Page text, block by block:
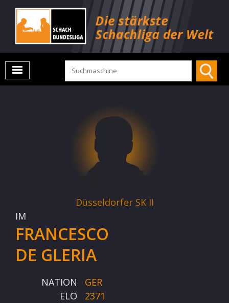
Düsseldorfer SK II
IM
FRANCESCO
DE GLERIA
NATION
GER
ELO
2371